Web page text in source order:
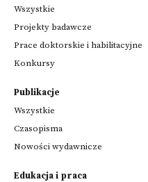
Wszystkie
Projekty badawcze
Prace doktorskie i habilitacyjne
Konkursy
Publikacje
Wszystkie
Czasopisma
Nowości wydawnicze
Edukacja i praca